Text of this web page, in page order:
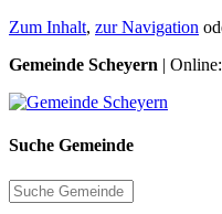
Zum Inhalt, zur Navigation
Gemeinde Scheyern |
Suche Gemeinde